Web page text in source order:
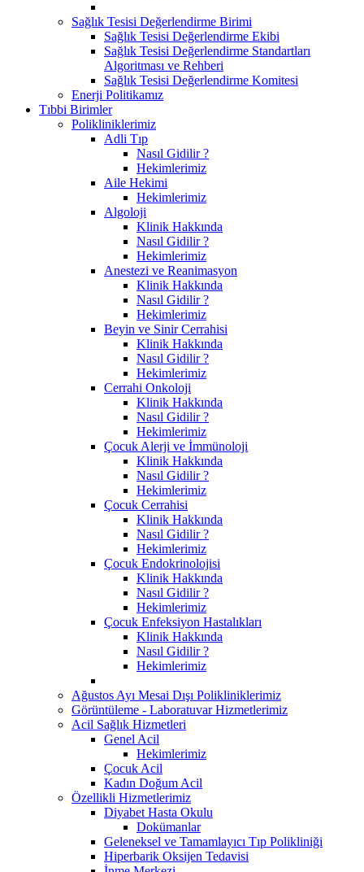
Sağlık Tesisi Değerlendirme Birimi
Sağlık Tesisi Değerlendirme Ekibi
Sağlık Tesisi Değerlendirme Standartları
Algoritması ve Rehberi
Sağlık Tesisi Değerlendirme Komitesi
Enerji Politikamız
Tıbbi Birimler
Polikliniklerimiz
Adli Tıp
Nasıl Gidilir ?
Hekimlerimiz
Aile Hekimi
Hekimlerimiz
Algoloji
Klinik Hakkında
Nasıl Gidilir ?
Hekimlerimiz
Anestezi ve Reanimasyon
Klinik Hakkında
Nasıl Gidilir ?
Hekimlerimiz
Beyin ve Sinir Cerrahisi
Klinik Hakkında
Nasıl Gidilir ?
Hekimlerimiz
Cerrahi Onkoloji
Klinik Hakkında
Nasıl Gidilir ?
Hekimlerimiz
Çocuk Alerji ve İmmünoloji
Klinik Hakkında
Nasıl Gidilir ?
Hekimlerimiz
Çocuk Cerrahisi
Klinik Hakkında
Nasıl Gidilir ?
Hekimlerimiz
Çocuk Endokrinolojisi
Klinik Hakkında
Nasıl Gidilir ?
Hekimlerimiz
Çocuk Enfeksiyon Hastalıkları
Klinik Hakkında
Nasıl Gidilir ?
Hekimlerimiz
Ağustos Ayı Mesai Dışı Polikliniklerimiz
Görüntüleme - Laboratuvar Hizmetlerimiz
Acil Sağlık Hizmetleri
Genel Acil
Hekimlerimiz
Çocuk Acil
Kadın Doğum Acil
Özellikli Hizmetlerimiz
Diyabet Hasta Okulu
Dokümanlar
Geleneksel ve Tamamlayıcı Tıp Polikliniği
Hiperbarik Oksijen Tedavisi